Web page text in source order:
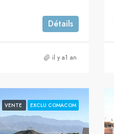
Détails
il y a1 an
VENTE EXCLU COMACOM